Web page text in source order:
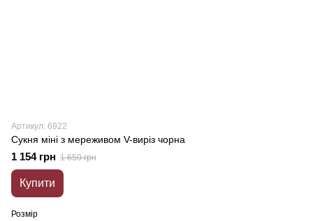
Артикул: 6922
Сукня міні з мереживом V-виріз чорна
1 154 грн 1 650 грн
Купити
Розмір